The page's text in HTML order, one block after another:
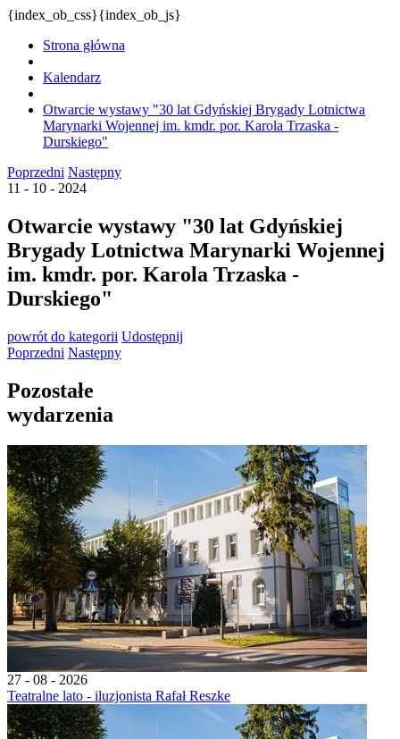
{index_ob_css}{index_ob_js}
Strona główna
Kalendarz
Otwarcie wystawy "30 lat Gdyńskiej Brygady Lotnictwa
Marynarki Wojennej im. kmdr. por. Karola Trzaska -
Durskiego"
Poprzedni Następny
11 - 10 - 2024
Otwarcie wystawy "30 lat Gdyńskiej
Brygady Lotnictwa Marynarki Wojennej
im. kmdr. por. Karola Trzaska -
Durskiego"
powrót do kategorii Udostępnij
Poprzedni Następny
Pozostałe
wydarzenia
27 - 08 - 2026
Teatralne lato - iluzjonista Rafał Reszke